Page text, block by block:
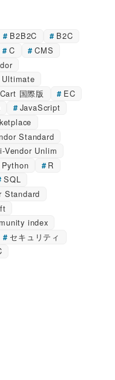
B2B2C
B2C
C
CMS
国際版
EC
JavaScript
Standard
Vendor Unlim
Python
R
SQL
Standard
index
セキュリティ